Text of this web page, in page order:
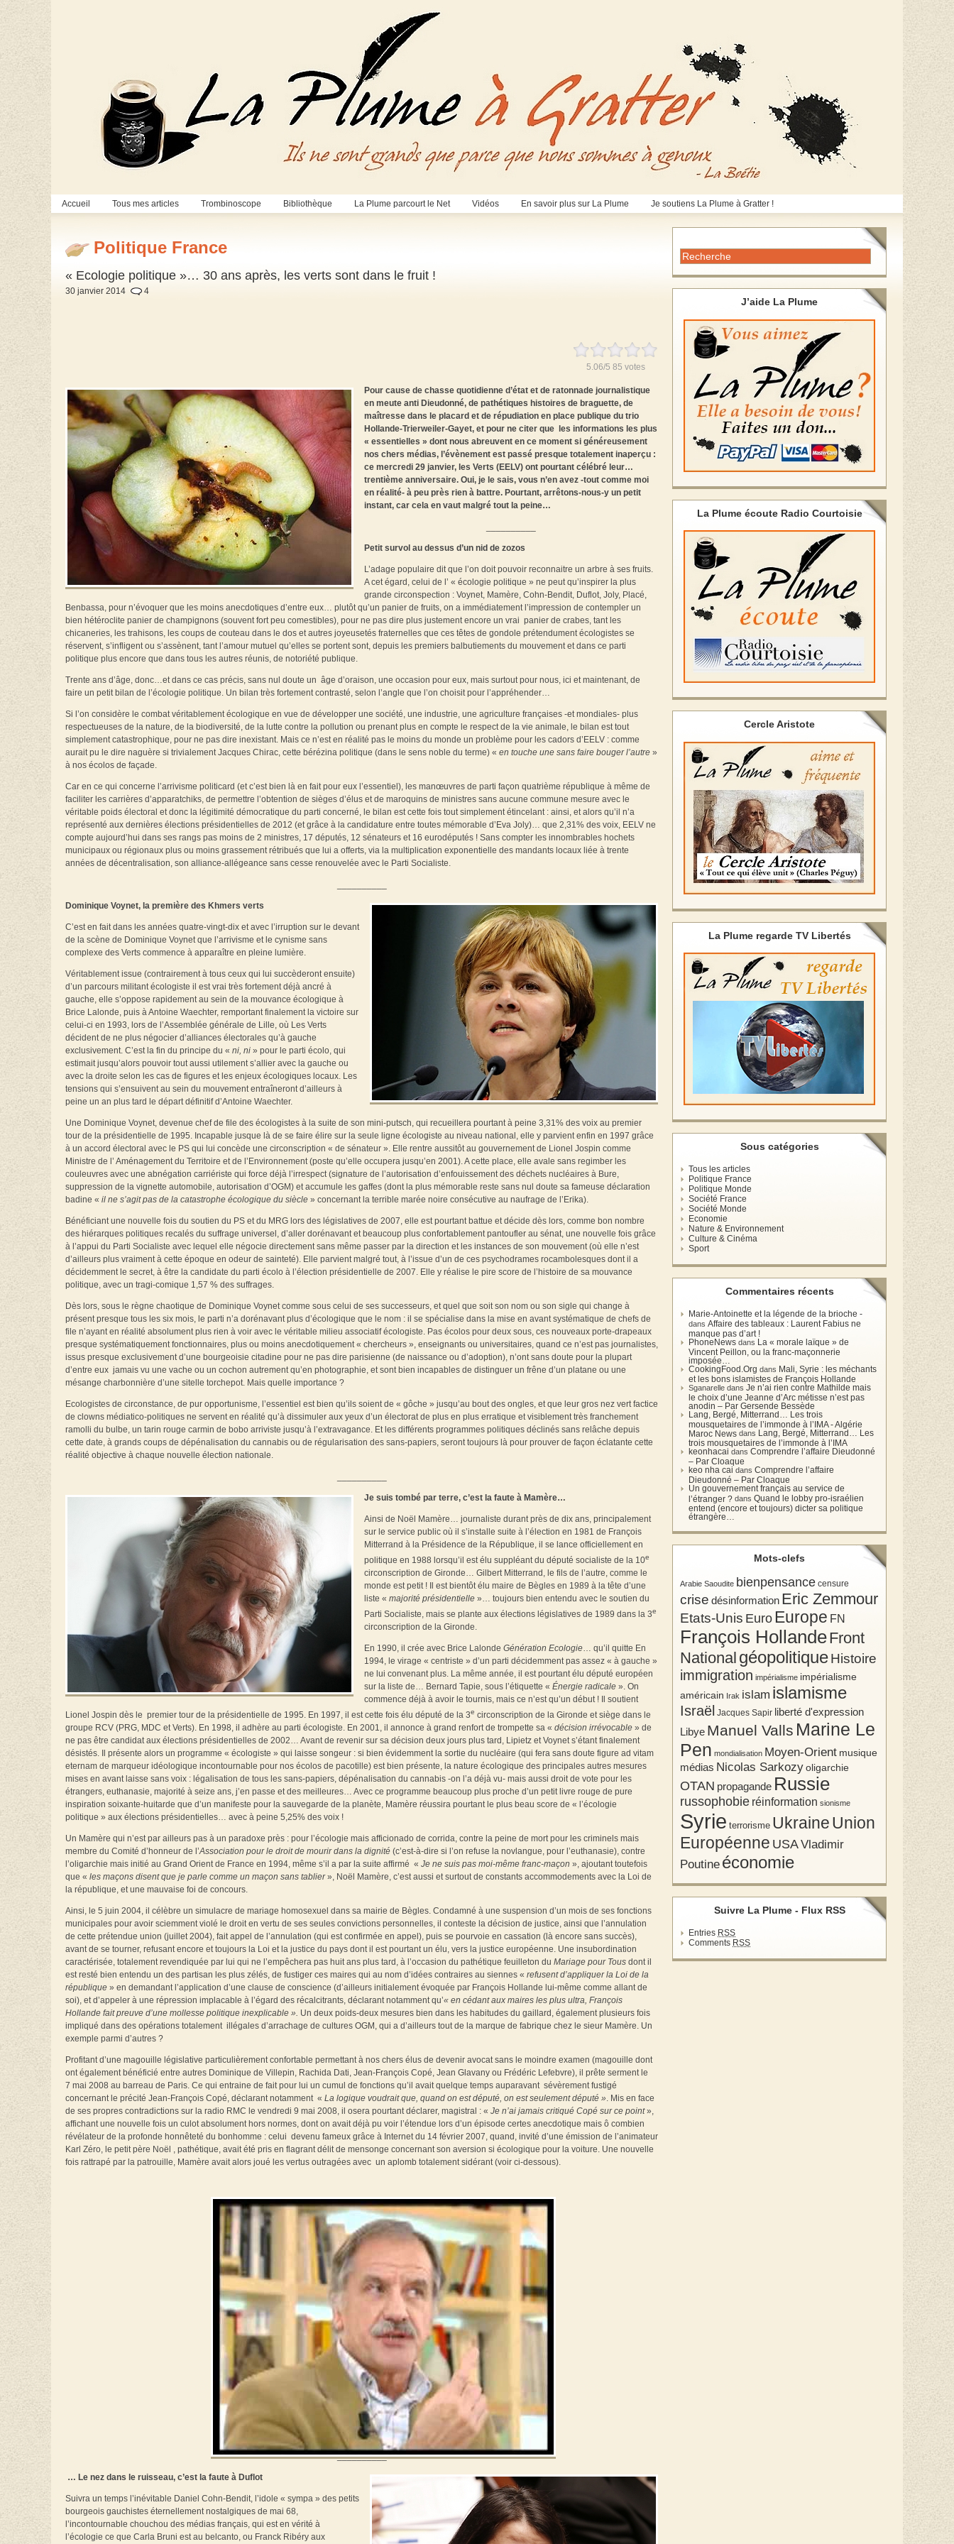
Accueil Tous mes articles Trombinoscope Bibliothèque La Plume parcourt le Net Vidéos En savoir plus sur La Plume Je soutiens La Plume à Gratter !
Politique France
« Ecologie politique »… 30 ans après, les verts sont dans le fruit !
30 janvier 2014 4
5.06/5 85 votes
Pour cause de chasse quotidienne d’état et de ratonnade journalistique
en meute anti Dieudonné, de pathétiques histoires de braguette, de
maîtresse dans le placard et de répudiation en place publique du trio
Hollande-Trierweiler-Gayet, et pour ne citer que les informations les plus
« essentielles » dont nous abreuvent en ce moment si généreusement
nos chers médias, l’évènement est passé presque totalement inaperçu :
ce mercredi 29 janvier, les Verts (EELV) ont pourtant célébré leur…
trentième anniversaire. Oui, je le sais, vous n’en avez -tout comme moi
en réalité- à peu près rien à battre. Pourtant, arrêtons-nous-y un petit
instant, car cela en vaut malgré tout la peine…
Petit survol au dessus d’un nid de zozos
L’adage populaire dit que l’on doit pouvoir reconnaitre un arbre à ses fruits.
A cet égard, celui de l’ « écologie politique » ne peut qu’inspirer la plus
grande circonspection : Voynet, Mamère, Cohn-Bendit, Duflot, Joly, Placé,
Benbassa, pour n’évoquer que les moins anecdotiques d’entre eux… plutôt qu’un panier de fruits, on a immédiatement l’impression de contempler un
bien hétéroclite panier de champignons (souvent fort peu comestibles), pour ne pas dire plus justement encore un vrai panier de crabes, tant les
chicaneries, les trahisons, les coups de couteau dans le dos et autres joyeusetés fraternelles que ces têtes de gondole prétendument écologistes se
réservent, s’infligent ou s’assènent, tant l’amour mutuel qu’elles se portent sont, depuis les premiers balbutiements du mouvement et dans ce parti
politique plus encore que dans tous les autres réunis, de notoriété publique.
Trente ans d’âge, donc…et dans ce cas précis, sans nul doute un âge d’oraison, une occasion pour eux, mais surtout pour nous, ici et maintenant, de
faire un petit bilan de l’écologie politique. Un bilan très fortement contrasté, selon l’angle que l’on choisit pour l’appréhender…
Si l’on considère le combat véritablement écologique en vue de développer une société, une industrie, une agriculture françaises -et mondiales- plus
respectueuses de la nature, de la biodiversité, de la lutte contre la pollution ou prenant plus en compte le respect de la vie animale, le bilan est tout
simplement catastrophique, pour ne pas dire inexistant. Mais ce n’est en réalité pas le moins du monde un problème pour les cadors d’EELV : comme
aurait pu le dire naguère si trivialement Jacques Chirac, cette bérézina politique (dans le sens noble du terme) « en touche une sans faire bouger l’autre »
à nos écolos de façade.
Car en ce qui concerne l’arrivisme politicard (et c’est bien là en fait pour eux l’essentiel), les manœuvres de parti façon quatrième république à même de
faciliter les carrières d’apparatchiks, de permettre l’obtention de sièges d’élus et de maroquins de ministres sans aucune commune mesure avec le
véritable poids électoral et donc la légitimité démocratique du parti concerné, le bilan est cette fois tout simplement étincelant : ainsi, et alors qu’il n’a
représenté aux dernières élections présidentielles de 2012 (et grâce à la candidature entre toutes mémorable d’Eva Joly)… que 2,31% des voix, EELV ne
compte aujourd’hui dans ses rangs pas moins de 2 ministres, 17 députés, 12 sénateurs et 16 eurodéputés ! Sans compter les innombrables hochets
municipaux ou régionaux plus ou moins grassement rétribués que lui a offerts, via la multiplication exponentielle des mandants locaux liée à trente
années de décentralisation, son alliance-allégeance sans cesse renouvelée avec le Parti Socialiste.
Dominique Voynet, la première des Khmers verts
C’est en fait dans les années quatre-vingt-dix et avec l’irruption sur le devant
de la scène de Dominique Voynet que l’arrivisme et le cynisme sans
complexe des Verts commence à apparaître en pleine lumière.
Véritablement issue (contrairement à tous ceux qui lui succèderont ensuite)
d’un parcours militant écologiste il est vrai très fortement déjà ancré à
gauche, elle s’oppose rapidement au sein de la mouvance écologique à
Brice Lalonde, puis à Antoine Waechter, remportant finalement la victoire sur
celui-ci en 1993, lors de l’Assemblée générale de Lille, où Les Verts
décident de ne plus négocier d’alliances électorales qu’à gauche
exclusivement. C’est la fin du principe du « ni, ni » pour le parti écolo, qui
estimait jusqu’alors pouvoir tout aussi utilement s’allier avec la gauche ou
avec la droite selon les cas de figures et les enjeux écologiques locaux. Les
tensions qui s’ensuivent au sein du mouvement entraîneront d’ailleurs à
peine un an plus tard le départ définitif d’Antoine Waechter.
Une Dominique Voynet, devenue chef de file des écologistes à la suite de son mini-putsch, qui recueillera pourtant à peine 3,31% des voix au premier
tour de la présidentielle de 1995. Incapable jusque là de se faire élire sur la seule ligne écologiste au niveau national, elle y parvient enfin en 1997 grâce
à un accord électoral avec le PS qui lui concède une circonscription « de sénateur ». Elle rentre aussitôt au gouvernement de Lionel Jospin comme
Ministre de l’ Aménagement du Territoire et de l’Environnement (poste qu’elle occupera jusqu’en 2001). A cette place, elle avale sans regimber les
couleuvres avec une abnégation carriériste qui force déjà l’irrespect (signature de l’autorisation d’enfouissement des déchets nucléaires à Bure,
suppression de la vignette automobile, autorisation d’OGM) et accumule les gaffes (dont la plus mémorable reste sans nul doute sa fameuse déclaration
badine « il ne s’agit pas de la catastrophe écologique du siècle » concernant la terrible marée noire consécutive au naufrage de l’Erika).
Bénéficiant une nouvelle fois du soutien du PS et du MRG lors des législatives de 2007, elle est pourtant battue et décide dès lors, comme bon nombre
des hiérarques politiques recalés du suffrage universel, d’aller dorénavant et beaucoup plus confortablement pantoufler au sénat, une nouvelle fois grâce
à l’appui du Parti Socialiste avec lequel elle négocie directement sans même passer par la direction et les instances de son mouvement (où elle n’est
d’ailleurs plus vraiment à cette époque en odeur de sainteté). Elle parvient malgré tout, à l’issue d’un de ces psychodrames rocambolesques dont il a
décidemment le secret, à être la candidate du parti écolo à l’élection présidentielle de 2007. Elle y réalise le pire score de l’histoire de sa mouvance
politique, avec un tragi-comique 1,57 % des suffrages.
Dès lors, sous le règne chaotique de Dominique Voynet comme sous celui de ses successeurs, et quel que soit son nom ou son sigle qui change à
présent presque tous les six mois, le parti n’a dorénavant plus d’écologique que le nom : il se spécialise dans la mise en avant systématique de chefs de
file n’ayant en réalité absolument plus rien à voir avec le véritable milieu associatif écologiste. Pas écolos pour deux sous, ces nouveaux porte-drapeaux
presque systématiquement fonctionnaires, plus ou moins anecdotiquement « chercheurs », enseignants ou universitaires, quand ce n’est pas journalistes,
issus presque exclusivement d’une bourgeoisie citadine pour ne pas dire parisienne (de naissance ou d’adoption), n’ont sans doute pour la plupart
d’entre eux jamais vu une vache ou un cochon autrement qu’en photographie, et sont bien incapables de distinguer un frêne d’un platane ou une
mésange charbonnière d’une sitelle torchepot. Mais quelle importance ?
Ecologistes de circonstance, de pur opportunisme, l’essentiel est bien qu’ils soient de « gôche » jusqu’au bout des ongles, et que leur gros nez vert factice
de clowns médiatico-politiques ne servent en réalité qu’à dissimuler aux yeux d’un électorat de plus en plus erratique et visiblement très franchement
ramolli du bulbe, un tarin rouge carmin de bobo arriviste jusqu’à l’extravagance. Et les différents programmes politiques déclinés sans relâche depuis
cette date, à grands coups de dépénalisation du cannabis ou de régularisation des sans-papiers, seront toujours là pour prouver de façon éclatante cette
réalité objective à chaque nouvelle élection nationale.
Je suis tombé par terre, c’est la faute à Mamère…
Ainsi de Noël Mamère… journaliste durant près de dix ans, principalement
sur le service public où il s’installe suite à l’élection en 1981 de François
Mitterrand à la Présidence de la République, il se lance officiellement en
politique en 1988 lorsqu’il est élu suppléant du député socialiste de la 10e
circonscription de Gironde… Gilbert Mitterrand, le fils de l’autre, comme le
monde est petit ! Il est bientôt élu maire de Bègles en 1989 à la tête d’une
liste « majorité présidentielle »… toujours bien entendu avec le soutien du
Parti Socialiste, mais se plante aux élections législatives de 1989 dans la 3e
circonscription de la Gironde.
En 1990, il crée avec Brice Lalonde Génération Ecologie… qu’il quitte En
1994, le virage « centriste » d’un parti décidemment pas assez « à gauche »
ne lui convenant plus. La même année, il est pourtant élu député européen
sur la liste de… Bernard Tapie, sous l’étiquette « Énergie radicale ». On
commence déjà à avoir le tournis, mais ce n’est qu’un début ! Il soutient
Lionel Jospin dès le premier tour de la présidentielle de 1995. En 1997, il est cette fois élu député de la 3e circonscription de la Gironde et siège dans le
groupe RCV (PRG, MDC et Verts). En 1998, il adhère au parti écologiste. En 2001, il annonce à grand renfort de trompette sa « décision irrévocable » de
ne pas être candidat aux élections présidentielles de 2002… Avant de revenir sur sa décision deux jours plus tard, Lipietz et Voynet s’étant finalement
désistés. Il présente alors un programme « écologiste » qui laisse songeur : si bien évidemment la sortie du nucléaire (qui fera sans doute figure ad vitam
eternam de marqueur idéologique incontournable pour nos écolos de pacotille) est bien présente, la nature écologique des principales autres mesures
mises en avant laisse sans voix : légalisation de tous les sans-papiers, dépénalisation du cannabis -on l’a déjà vu- mais aussi droit de vote pour les
étrangers, euthanasie, majorité à seize ans, j’en passe et des meilleures… Avec ce programme beaucoup plus proche d’un petit livre rouge de pure
inspiration soixante-huitarde que d’un manifeste pour la sauvegarde de la planète, Mamère réussira pourtant le plus beau score de « l’écologie
politique » aux élections présidentielles… avec à peine 5,25% des voix !
Un Mamère qui n’est par ailleurs pas à un paradoxe près : pour l’écologie mais afficionado de corrida, contre la peine de mort pour les criminels mais
membre du Comité d’honneur de l’Association pour le droit de mourir dans la dignité (c’est-à-dire si l’on refuse la novlangue, pour l’euthanasie), contre
l’oligarchie mais initié au Grand Orient de France en 1994, même s’il a par la suite affirmé « Je ne suis pas moi-même franc-maçon », ajoutant toutefois
que « les maçons disent que je parle comme un maçon sans tablier», Noël Mamère, c’est aussi et surtout de constants accommodements avec la Loi de
la république, et une mauvaise foi de concours.
Ainsi, le 5 juin 2004, il célèbre un simulacre de mariage homosexuel dans sa mairie de Bègles. Condamné à une suspension d’un mois de ses fonctions
municipales pour avoir sciemment violé le droit en vertu de ses seules convictions personnelles, il conteste la décision de justice, ainsi que l’annulation
de cette prétendue union (juillet 2004), fait appel de l’annulation (qui est confirmée en appel), puis se pourvoie en cassation (là encore sans succès),
avant de se tourner, refusant encore et toujours la Loi et la justice du pays dont il est pourtant un élu, vers la justice européenne. Une insubordination
caractérisée, totalement revendiquée par lui qui ne l’empêchera pas huit ans plus tard, à l’occasion du pathétique feuilleton du Mariage pour Tous dont il
est resté bien entendu un des partisan les plus zélés, de fustiger ces maires qui au nom d’idées contraires au siennes « refusent d’appliquer la Loi de la
république » en demandant l’application d’une clause de conscience (d’ailleurs initialement évoquée par François Hollande lui-même comme allant de
soi), et d’appeler à une répression implacable à l’égard des récalcitrants, déclarant notamment qu’« en cédant aux maires les plus ultra, François
Hollande fait preuve d’une mollesse politique inexplicable ». Un deux poids-deux mesures bien dans les habitudes du gaillard, également plusieurs fois
impliqué dans des opérations totalement illégales d’arrachage de cultures OGM, qui a d’ailleurs tout de la marque de fabrique chez le sieur Mamère. Un
exemple parmi d’autres ?
Profitant d’une magouille législative particulièrement confortable permettant à nos chers élus de devenir avocat sans le moindre examen (magouille dont
ont également bénéficié entre autres Dominique de Villepin, Rachida Dati, Jean-François Copé, Jean Glavany ou Frédéric Lefebvre), il prête serment le
7 mai 2008 au barreau de Paris. Ce qui entraine de fait pour lui un cumul de fonctions qu’il avait quelque temps auparavant sévèrement fustigé
concernant le précité Jean-François Copé, déclarant notamment « La logique voudrait que, quand on est député, on est seulement député ». Mis en face
de ses propres contradictions sur la radio RMC le vendredi 9 mai 2008, il osera pourtant déclarer, magistral : « Je n’ai jamais critiqué Copé sur ce point»,
affichant une nouvelle fois un culot absolument hors normes, dont on avait déjà pu voir l’étendue lors d’un épisode certes anecdotique mais ô combien
révélateur de la profonde honnêteté du bonhomme : celui devenu fameux grâce à Internet du 14 février 2007, quand, invité d’une émission de l’animateur
Karl Zéro, le petit père Noël , pathétique, avait été pris en flagrant délit de mensonge concernant son aversion si écologique pour la voiture. Une nouvelle
fois rattrapé par la patrouille, Mamère avait alors joué les vertus outragées avec un aplomb totalement sidérant (voir ci-dessous).
__________
… Le nez dans le ruisseau, c’est la faute à Duflot
Suivra un temps l’inévitable Daniel Cohn-Bendit, l’idole « sympa » des petits
bourgeois gauchistes éternellement nostalgiques de mai 68,
l’incontournable chouchou des médias français, qui est en vérité à
l’écologie ce que Carla Bruni est au belcanto, ou Franck Ribéry aux
J’aide La Plume
La Plume écoute Radio Courtoisie
Cercle Aristote
La Plume regarde TV Libertés
Sous catégories
Tous les articles
Politique France
Politique Monde
Société France
Société Monde
Economie
Nature & Environnement
Culture & Cinéma
Sport
Commentaires récents
Marie-Antoinette et la légende de la brioche -
dans Affaire des tableaux : Laurent Fabius ne
manque pas d’art !
PhoneNews dans La « morale laïque » de
Vincent Peillon, ou la franc-maçonnerie
imposée…
CookingFood.Org dans Mali, Syrie : les méchants
et les bons islamistes de François Hollande
Sganarelle dans Je n’ai rien contre Mathilde mais
le choix d’une Jeanne d’Arc métisse n’est pas
anodin – Par Gersende Bessède
Lang, Bergé, Mitterrand… Les trois
mousquetaires de l’immonde à l’IMA - Algérie
Maroc News dans Lang, Bergé, Mitterrand… Les
trois mousquetaires de l’immonde à l’IMA
keonhacai dans Comprendre l’affaire Dieudonné
– Par Cloaque
keo nha cai dans Comprendre l’affaire
Dieudonné – Par Cloaque
Un gouvernement français au service de
l’étranger ? dans Quand le lobby pro-israélien
entend (encore et toujours) dicter sa politique
étrangère…
Mots-clefs
Arabie Saoudite bienpensance censure
crise désinformation Eric Zemmour
Etats-Unis Euro Europe FN
François HollandeFront
National géopolitiqueHistoire
immigration impérialisme impérialisme
américain Irak islam islamisme
Israël Jacques Sapir liberté d'expression
Libye Manuel Valls Marine Le
Pen mondialisation Moyen-Orient musique
médias Nicolas Sarkozyoligarchie
OTAN propagande Russie
russophobie réinformation sionisme
Syrie terrorisme Ukraine Union
Européenne USAVladimir
Poutine économie
Suivre La Plume - Flux RSS
Entries RSS
Comments RSS